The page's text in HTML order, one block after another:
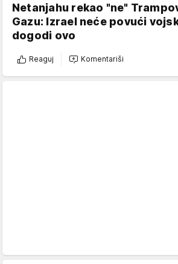
Netanjahu rekao "ne"
Gazu: Izrael neće povući
dogodi ovo
Reaguj Komentariši